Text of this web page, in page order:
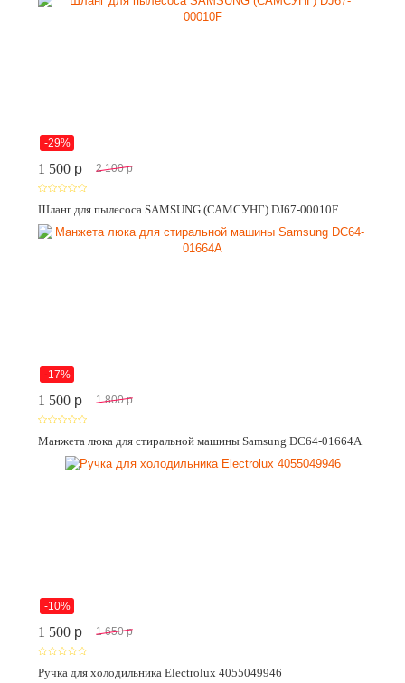
-29%
1 500 p 2 100 p
Шланг для пылесоса SAMSUNG (САМСУНГ) DJ67-00010F
-17%
1 500 p 1 800 p
Манжета люка для стиральной машины Samsung DC64-01664A
-10%
1 500 p 1 650 p
Ручка для холодильника Electrolux 4055049946